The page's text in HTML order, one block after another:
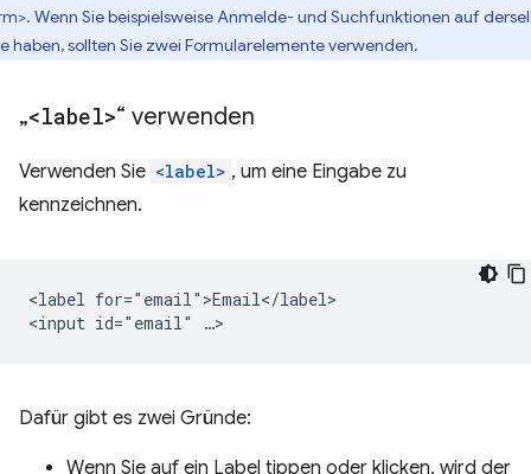
Wenn Sie beispielsweise Anmelde- und Suchfunktionen auf
haben, sollten Sie zwei Formularelemente verwenden.
„<label>“ verwenden
Verwenden Sie <label> , um eine Eingabe zu
kennzeichnen.
<label for="email">Email</label>
Dafür gibt es zwei Gründe:
Wenn Sie auf ein Label tippen oder klicken, wird der